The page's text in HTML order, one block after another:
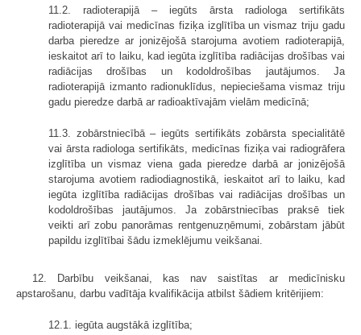
11.2. radioterapijā – iegūts ārsta radiologa sertifikāts
radioterapijā vai medicīnas fiziķa izglītība un vismaz triju gadu
darba pieredze ar jonizējošā starojuma avotiem radioterapijā,
ieskaitot arī to laiku, kad iegūta izglītība radiācijas drošības vai
radiācijas drošības un kodoldrošības jautājumos. Ja
radioterapijā izmanto radionuklīdus, nepieciešama vismaz triju
gadu pieredze darbā ar radioaktīvajām vielām medicīnā;
11.3. zobārstniecībā – iegūts sertifikāts zobārsta specialitātē
vai ārsta radiologa sertifikāts, medicīnas fiziķa vai radiogrāfera
izglītība un vismaz viena gada pieredze darbā ar jonizējošā
starojuma avotiem radiodiagnostikā, ieskaitot arī to laiku, kad
iegūta izglītība radiācijas drošības vai radiācijas drošības un
kodoldrošības jautājumos. Ja zobārstniecības praksē tiek
veikti arī zobu panorāmas rentgenuzņēmumi, zobārstam jābūt
papildu izglītībai šādu izmeklējumu veikšanai.
12. Darbību veikšanai, kas nav saistītas ar medicīnisku
apstarošanu, darbu vadītāja kvalifikācija atbilst šādiem kritērijiem:
12.1. iegūta augstākā izglītība;